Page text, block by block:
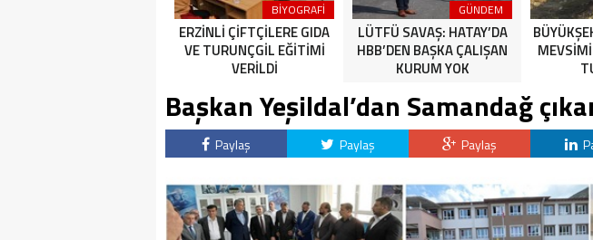
BİYOGRAFİ
ERZİNLİ ÇİFTÇİLERE GIDA
VE TURUNÇGİL EĞİTİMİ
VERİLDİ
GÜNDEM
LÜTFÜ SAVAŞ: HATAY’DA
HBB’DEN BAŞKA ÇALIŞAN
KURUM YOK
Başkan Yeşildal’dan Samandağ
Paylaş Paylaş Paylaş